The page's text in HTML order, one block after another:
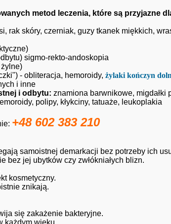
metod leczenia, które są przyjazne
rak skóry, czerniak, guzy tkanek miękkich,
sigmo-rekto-andoskopia
- obliteracja, hemoroidy, żylaki kończyn
i inne
i odbytu: znamiona barwnikowe, migdałki
polipy, kłykciny, tatuaże, leukoplakia
+48 602 383 210
samoistnej demarkacji bez potrzeby ich
bez jej ubytków czy zwłókniałych blizn.
kosmetyczny.
znikają.
się zakażenie bakteryjne.
każdym wieku.